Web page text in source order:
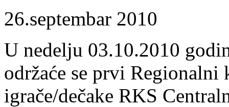
26.septembar 2010
U nedelju 03.10.2010
održaće se prvi
igrače/dečake RKS